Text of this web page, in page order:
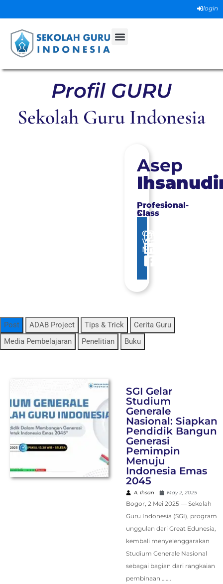
login
Profil GURU
Sekolah Guru Indonesia
Asep
Profesional-
Class
|
5
Connect
With
Me
Post ADAB Project Tips & Trick
Cerita Guru
Media Pembelajaran
Penelitian Buku
SGI Gelar
Studium
Generale
Nasional: Siapkan
Pendidik Bangun
Generasi
Pemimpin
Menuju
Indonesia Emas
2045
A. Ihsan May 2, 2025
Bogor, 2 Mei 2025 — Sekolah
Guru Indonesia (SGI), program
unggulan dari Great Edunesia,
kembali menyelenggarakan
Studium Generale Nasional
sebagai bagian dari rangkaian
pembinaan …….